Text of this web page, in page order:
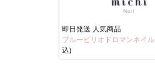
即日発送 人気商品
ブルーピリオドロマンネイル
込)